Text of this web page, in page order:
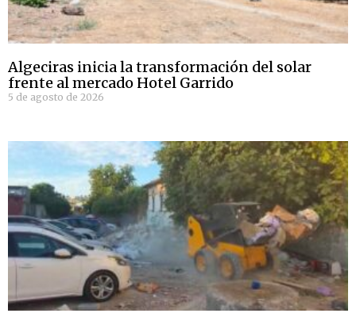
Algeciras inicia la transformación del solar
frente al mercado Hotel Garrido
5 de agosto de 2026